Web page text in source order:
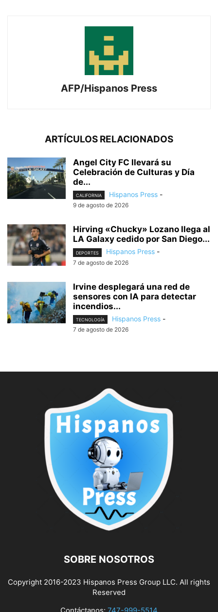
AFP/Hispanos Press
ARTÍCULOS RELACIONADOS
Angel City FC llevará su
Celebración de Culturas y Día
de...
CALIFORNIA Hispanos Press -
9 de agosto de 2026
Hirving «Chucky» Lozano llega al
LA Galaxy cedido por San Diego...
DEPORTES Hispanos Press -
7 de agosto de 2026
Irvine desplegará una red de
sensores con IA para detectar
incendios...
TECNOLOGÍA Hispanos Press -
7 de agosto de 2026
SOBRE NOSOTROS
Copyright 2016-2023 Hispanos Press Group LLC. All rights
Reserved